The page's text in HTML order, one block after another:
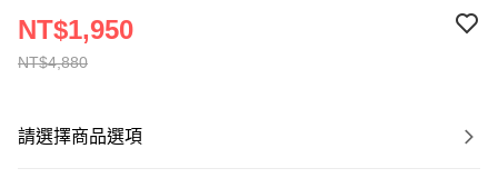
NT$4,880
NT$1,950
請選擇商品選項